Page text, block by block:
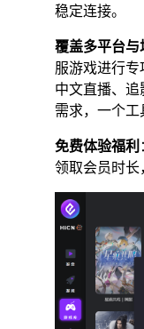
稳定连接。
覆盖多平台与
服游戏进行
中文直播、
需求，一个工
免费体验福利
领取会员时长